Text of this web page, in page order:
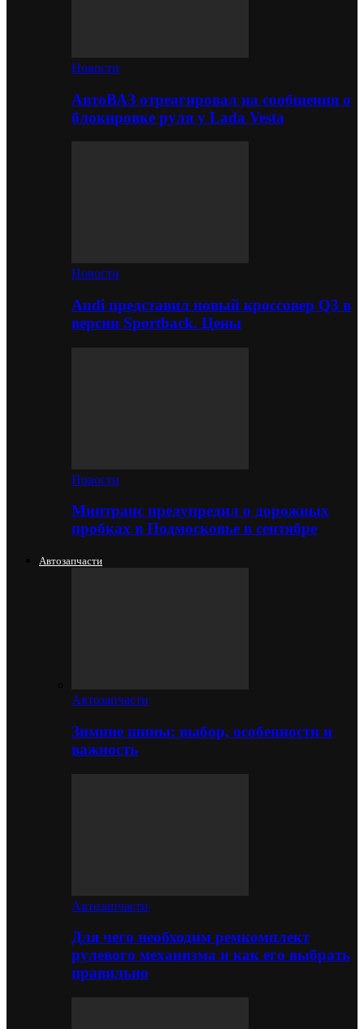
Новости
АвтоВАЗ отреагировал на сообщения о
блокировке руля у Lada Vesta
Новости
Audi представил новый кроссовер Q3 в
версии Sportback. Цены
Новости
Минтранс предупредил о дорожных
пробках в Подмосковье в сентябре
Автозапчасти
Автозапчасти
Зимние шины: выбор, особенности и
важность
Автозапчасти
Для чего необходим ремкомплект
рулевого механизма и как его выбрать
правильно